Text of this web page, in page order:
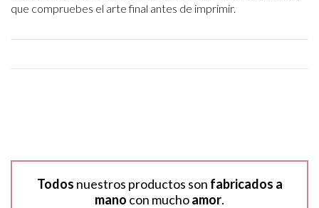
que compruebes el arte final antes de imprimir.
Todos nuestros productos son fabricados a
mano con muchoamor.